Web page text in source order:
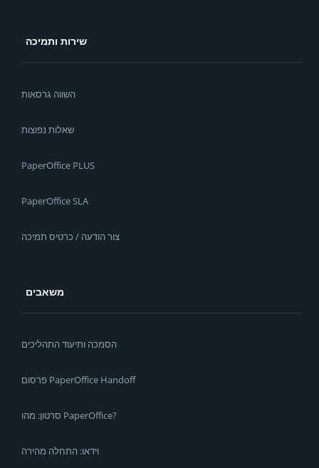
שירות ותמיכה
השווה גרסאות
שאלות נפוצות
PaperOffice PLUS
PaperOffice SLA
צור הודעה / כרטיס תמיכה
משאבים
הסמכה ותיעוד התהליכים
פרסום PaperOffice Handoff
סרטון: מהו PaperOffice?
וידאו: התחלה מהירה